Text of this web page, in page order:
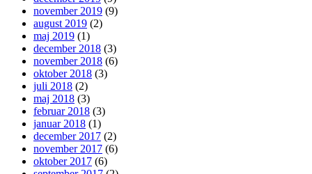
november 2019 (9)
august 2019 (2)
maj 2019 (1)
december 2018 (3)
november 2018 (6)
oktober 2018 (3)
juli 2018 (2)
maj 2018 (3)
februar 2018 (3)
januar 2018 (1)
december 2017 (2)
november 2017 (6)
oktober 2017 (6)